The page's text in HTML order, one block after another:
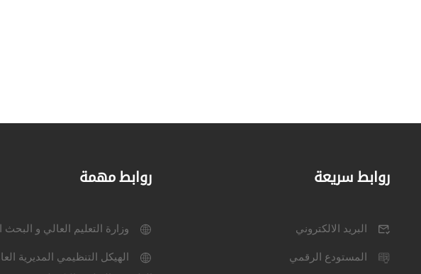
روابط سريعة
البريد الالكتروني
المستودع الرقمي
روابط مهمة
وزارة التعليم العالي و البحث
الهيكل التنظيمي المديرية